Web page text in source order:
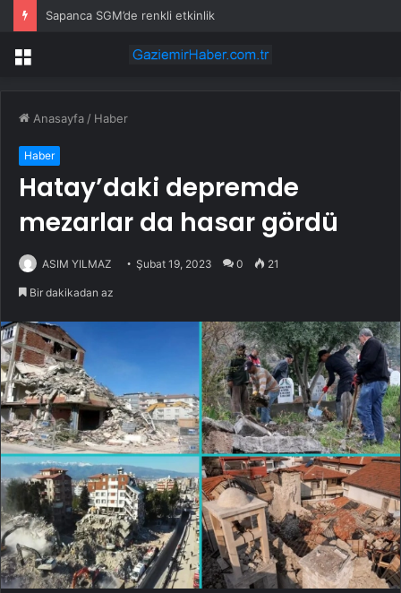
Sapanca SGM’de renkli etkinlik
Menü
Anasayfa / Haber
Haber
Hatay’daki depremde
mezarlar da hasar gördü
ASIM YILMAZ Şubat 19, 2023 0 21
Bir dakikadan az